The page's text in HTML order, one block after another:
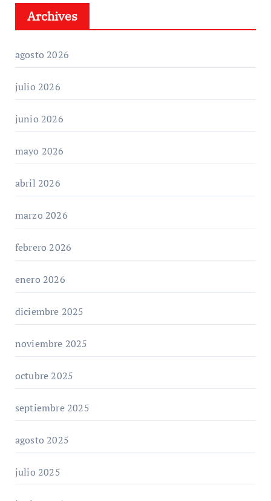
Archives
agosto 2026
julio 2026
junio 2026
mayo 2026
abril 2026
marzo 2026
febrero 2026
enero 2026
diciembre 2025
noviembre 2025
octubre 2025
septiembre 2025
agosto 2025
julio 2025